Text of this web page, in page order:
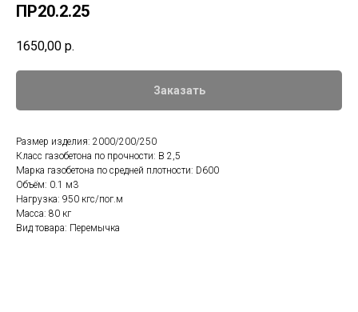
ПР20.2.25
1650,00 р.
Заказать
Размер изделия: 2000/200/250
Класс газобетона по прочности: B 2,5
Марка газобетона по средней плотности: D600
Объём: 0.1 м3
Нагрузка: 950 кгс/пог.м
Масса: 80 кг
Вид товара: Перемычка